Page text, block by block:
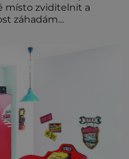
místo zviditelnit a
záhadám